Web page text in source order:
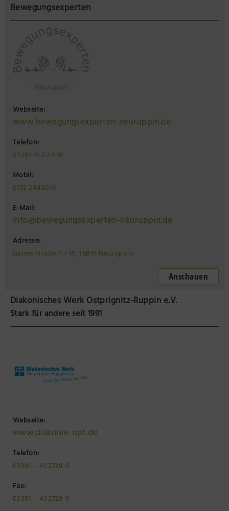
Bewegungsexperten
Webseite:
www.bewegungsexperten-neuruppin.de
Telefon:
03391 51 02 078
Mobil:
0172 2442018
E-Mail:
info@bewegungsexperten-neuruppin.de
Adresse:
Gartesntraße 7 – 10, 16816 Neuruppin
Anschauen
Diakonisches Werk Ostprignitz-Ruppin e.V.
Stark für andere seit 1991
Webseite:
www.diakonie-opr.de
Telefon:
03391 – 402729-0
Fax:
03391 – 402729-9